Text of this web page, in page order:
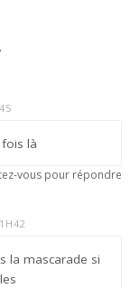
là
vous pour répondre
la mascarade si